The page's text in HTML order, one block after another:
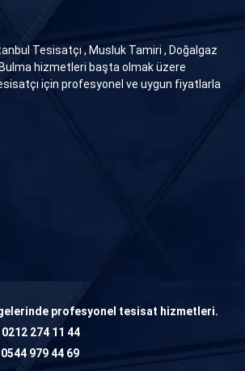
Tesisatçı , Musluk Tamiri , Doğalgaz
Bulma hizmetleri başta olmak üzere
için profesyonel ve uygun fiyatlarla
profesyonel tesisat hizmetleri.
274 11 44
979 44 69